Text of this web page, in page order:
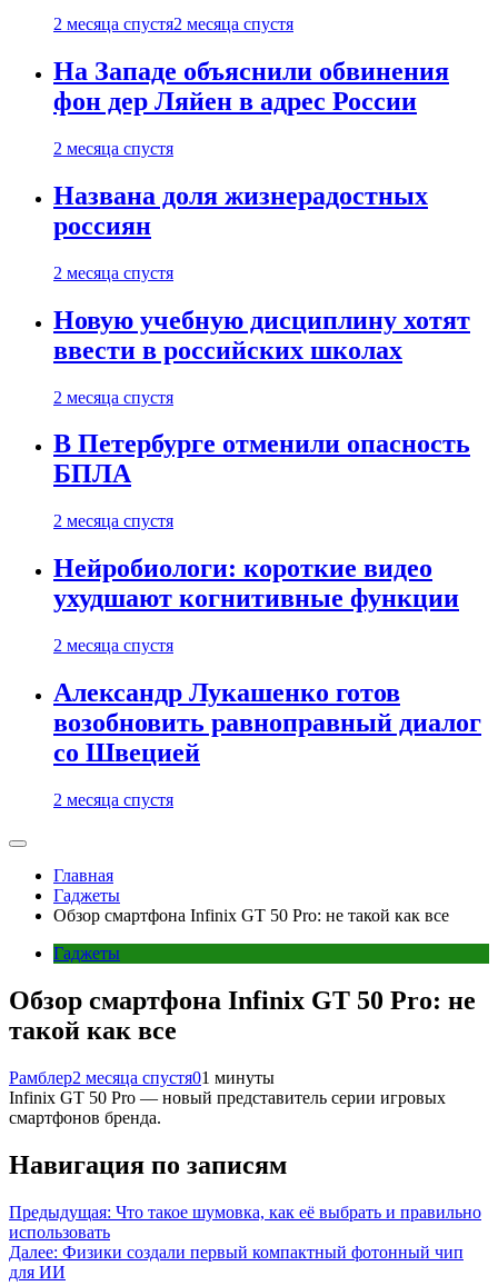
2 месяца спустя2 месяца спустя
На Западе объяснили обвинения
фон дер Ляйен в адрес России
2 месяца спустя
Названа доля жизнерадостных
россиян
2 месяца спустя
Новую учебную дисциплину хотят
ввести в российских школах
2 месяца спустя
В Петербурге отменили опасность
БПЛА
2 месяца спустя
Нейробиологи: короткие видео
ухудшают когнитивные функции
2 месяца спустя
Александр Лукашенко готов
возобновить равноправный диалог
со Швецией
2 месяца спустя
Главная
Гаджеты
Обзор смартфона Infinix GT 50 Pro: не такой как все
Гаджеты
Обзор смартфона Infinix GT 50 Pro: не
такой как все
Рамблер2 месяца спустя01 минуты
Infinix GT 50 Pro — новый представитель серии игровых
смартфонов бренда.
Навигация по записям
Предыдущая: Что такое шумовка, как её выбрать и правильно
использовать
Далее: Физики создали первый компактный фотонный чип
для ИИ